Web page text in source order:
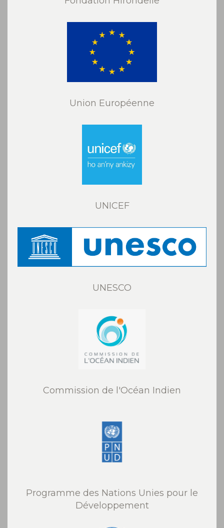
Union Européenne
UNICEF
UNESCO
Commission de l'Océan Indien
Programme des Nations Unies pour le
Développement